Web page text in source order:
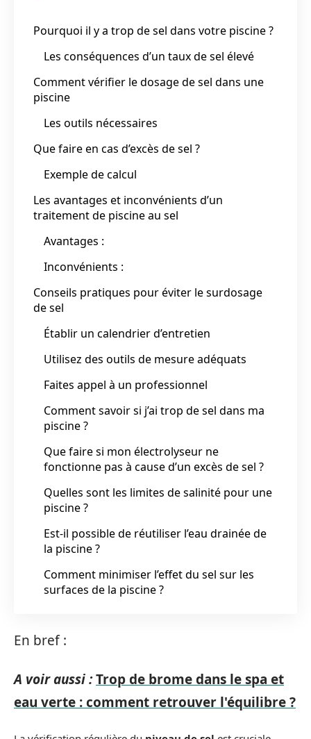
Pourquoi il y a trop de sel dans votre piscine ?
Les conséquences d’un taux de sel élevé
Comment vérifier le dosage de sel dans une
piscine
Les outils nécessaires
Que faire en cas d’excès de sel ?
Exemple de calcul
Les avantages et inconvénients d’un
traitement de piscine au sel
Avantages :
Inconvénients :
Conseils pratiques pour éviter le surdosage
de sel
Établir un calendrier d’entretien
Utilisez des outils de mesure adéquats
Faites appel à un professionnel
Comment savoir si j’ai trop de sel dans ma
piscine ?
Que faire si mon électrolyseur ne
fonctionne pas à cause d’un excès de sel ?
Quelles sont les limites de salinité pour une
piscine ?
Est-il possible de réutiliser l’eau drainée de
la piscine ?
Comment minimiser l’effet du sel sur les
surfaces de la piscine ?
En bref :
A voir aussi :Trop de brome dans le spa et
eau verte : comment retrouver l'équilibre ?